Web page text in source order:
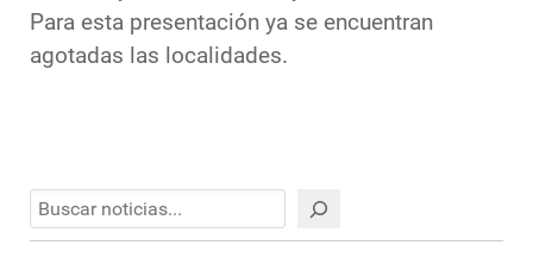
Para esta presentación ya se encuentran
agotadas las localidades.
Buscar